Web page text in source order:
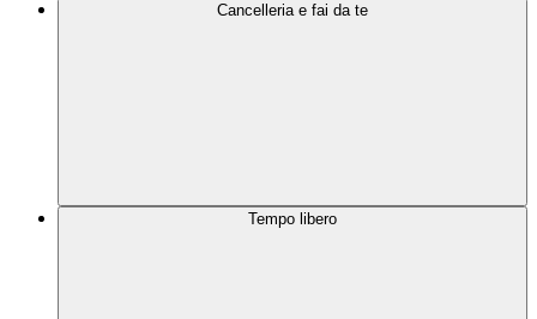
Cancelleria e fai da te
Tempo libero